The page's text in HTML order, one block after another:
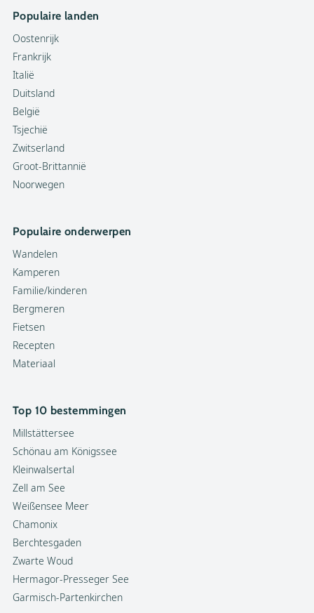
Populaire landen
Oostenrijk
Frankrijk
Italië
Duitsland
België
Tsjechië
Zwitserland
Groot-Brittannië
Noorwegen
Populaire onderwerpen
Wandelen
Kamperen
Familie/kinderen
Bergmeren
Fietsen
Recepten
Materiaal
Top 10 bestemmingen
Millstättersee
Schönau am Königssee
Kleinwalsertal
Zell am See
Weißensee Meer
Chamonix
Berchtesgaden
Zwarte Woud
Hermagor-Presseger See
Garmisch-Partenkirchen